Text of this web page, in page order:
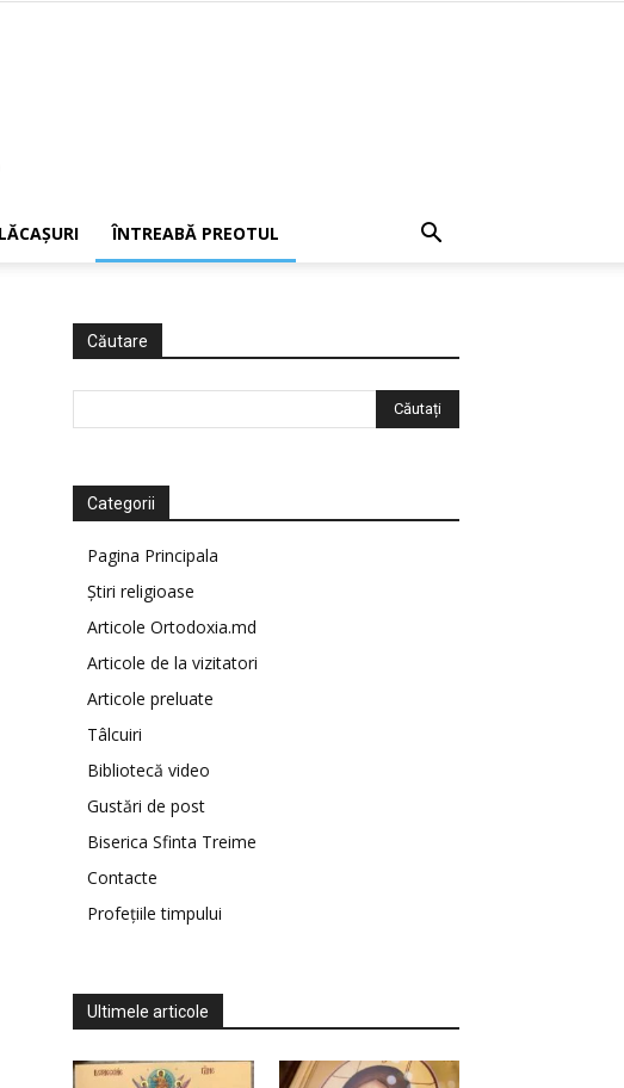
LĂCAŞURI ÎNTREABĂ PREOTUL
Căutare
Categorii
Pagina Principala
Știri religioase
Articole Ortodoxia.md
Articole de la vizitatori
Articole preluate
Tâlcuiri
Bibliotecă video
Gustări de post
Biserica Sfinta Treime
Contacte
Profețiile timpului
Ultimele articole